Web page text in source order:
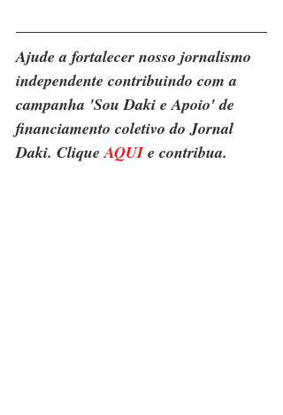
Ajude a fortalecer nosso jornalismo
independente contribuindo com a
campanha 'Sou Daki e Apoio' de
financiamento coletivo do Jornal
Daki. Clique AQUI e contribua.